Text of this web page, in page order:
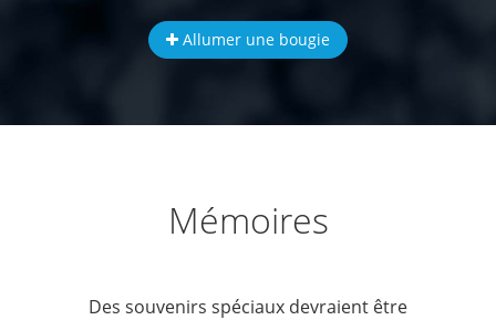
Allumer une bougie
Mémoires
Des souvenirs spéciaux devraient être